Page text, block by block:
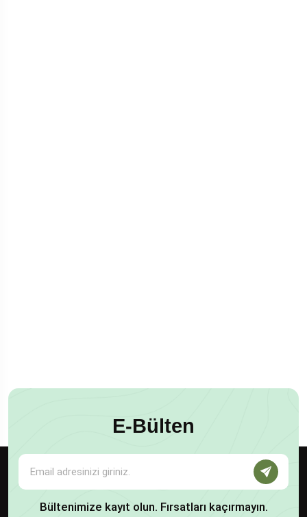
E-Bülten
Bültenimize kayıt olun. Fırsatları kaçırmayın.